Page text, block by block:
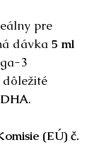
pre
dávka 5 ml
3
.
(EÚ) č.